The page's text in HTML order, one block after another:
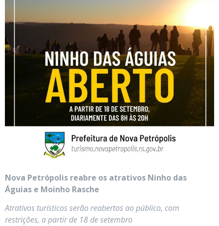
Nova Petrópolis reabre os atrativos Ninho das
Águias e Moinho Rasche
Atrativos turísticos serão reabertos ao público, com
restrições, a partir de 18 de setembro